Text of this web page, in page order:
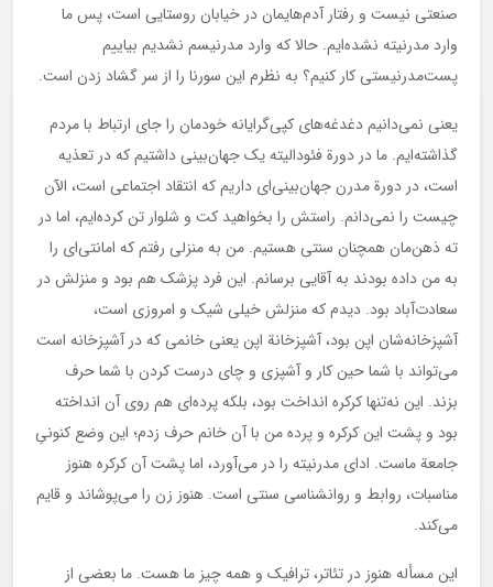
صنعتی نیست و رفتار آدم‌هایمان در خیابان روستایی است، پس ما
وارد مدرنیته نشده‌ایم. حالا که وارد مدرنیسم نشدیم بیاییم
پست‌مدرنیستی کار کنیم؟ به نظرم این سورنا را از سر گشاد زدن است.
یعنی نمی‌دانیم دغدغه‌های کپی‌گرایانه خودمان را جای ارتباط با مردم
گذاشته‌ایم. ما در دورة فئودالیته یک جهان‌بینی داشتیم که در تعذیه
است، در دورة مدرن جهان‌بینی‌ای داریم که انتقاد اجتماعی است، الآن
چیست را نمی‌دانم. راستش را بخواهید کت و شلوار تن کرده‌ایم، اما در
ته ذهن‌مان همچنان سنتی هستیم. من به منزلی رفتم که امانتی‌ای را
به من داده بودند به آقایی برسانم. این فرد پزشک هم بود و منزلش در
سعادت‌آباد بود. دیدم که منزلش خیلی شیک و امروزی است،
آشپزخانه‌شان اپن بود، آشپزخانة اپن یعنی خانمی که در آشپزخانه است
می‌تواند با شما حین کار و آشپزی و چای درست کردن با شما حرف
بزند. این نه‌تنها کرکره انداخت بود، بلکه پرده‌ای هم روی آن انداخته
بود و پشت این کرکره و پرده من با آن خانم حرف زدم؛ این وضع کنونیِ
جامعة ماست. ادای مدرنیته را در می‌آورد، اما پشت آن کرکره هنوز
مناسبات، روابط و روانشناسی سنتی است. هنوز زن را می‌پوشاند و قایم
می‌کند.
این مسأله هنوز در تئاتر، ترافیک و همه چیز ما هست. ما بعضی از